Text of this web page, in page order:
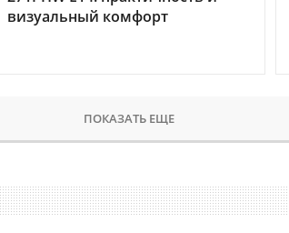
визуальный комфорт
ПОКАЗАТЬ ЕЩЕ